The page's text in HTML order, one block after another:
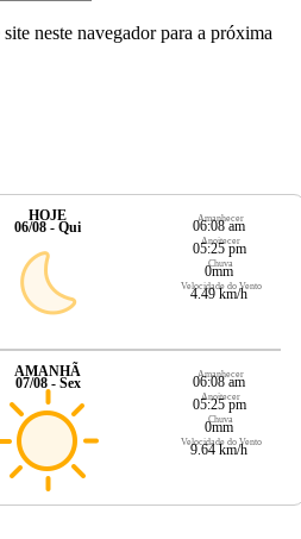
neste navegador para a próxima
HOJE
06/08 - Qui
Amanhecer
06:08 am
Anoitecer
05:25 pm
Chuva
0mm
Velocidade do Vento
4.49 km/h
AMANHÃ
07/08 - Sex
Amanhecer
06:08 am
Anoitecer
05:25 pm
Chuva
0mm
Velocidade do Vento
9.64 km/h